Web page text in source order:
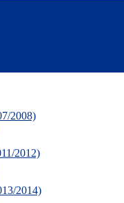
2008)
2012)
2014)